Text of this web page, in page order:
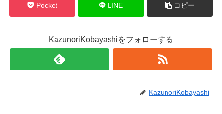
Pocket LINE コピー
KazunoriKobayashiをフォローする
KazunoriKobayashi